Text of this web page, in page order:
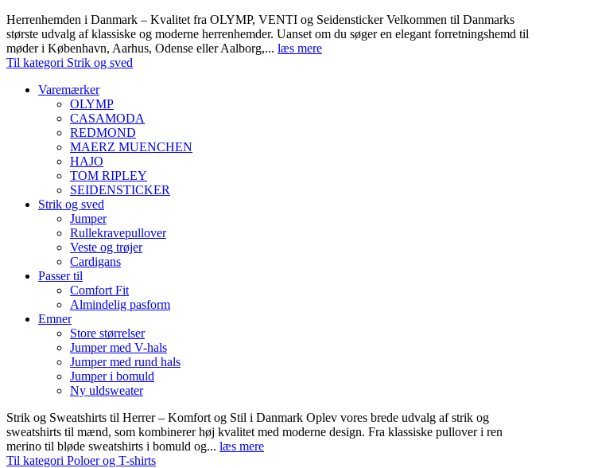
Herrenhemden i Danmark – Kvalitet fra OLYMP, VENTI og Seidensticker Velkommen til Danmarks
største udvalg af klassiske og moderne herrenhemder. Uanset om du søger en elegant forretningshemd til
møder i København, Aarhus, Odense eller Aalborg,... læs mere
Til kategori Strik og sved
Varemærker
OLYMP
CASAMODA
REDMOND
MAERZ MUENCHEN
HAJO
TOM RIPLEY
SEIDENSTICKER
Strik og sved
Jumper
Rullekravepullover
Veste og trøjer
Cardigans
Passer til
Comfort Fit
Almindelig pasform
Emner
Store størrelser
Jumper med V-hals
Jumper med rund hals
Jumper i bomuld
Ny uldsweater
Strik og Sweatshirts til Herrer – Komfort og Stil i Danmark Oplev vores brede udvalg af strik og
sweatshirts til mænd, som kombinerer høj kvalitet med moderne design. Fra klassiske pullover i ren
merino til bløde sweatshirts i bomuld og... læs mere
Til kategori Poloer og T-shirts